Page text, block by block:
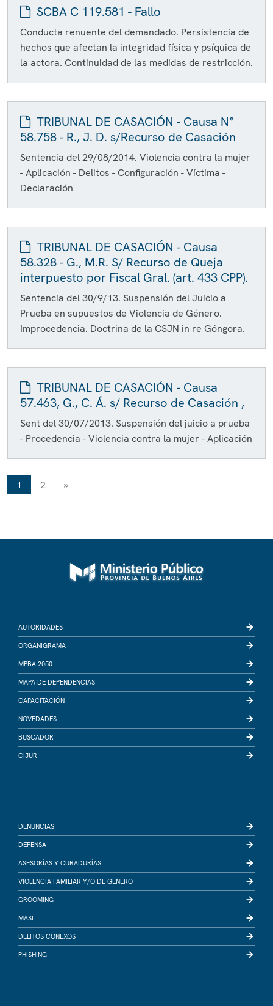
SCBA C 119.581 - Fallo
Conducta renuente del demandado. Persistencia de
hechos que afectan la integridad física y psíquica de
la actora. Continuidad de las medidas de restricción.
TRIBUNAL DE CASACIÓN - Causa N°
58.758 - R., J. D. s/Recurso de Casación
Sentencia del 29/08/2014. Violencia contra la mujer
- Aplicación - Delitos - Configuración - Víctima -
Declaración
TRIBUNAL DE CASACIÓN - Causa
58.328 - G., M.R. S/ Recurso de Queja
interpuesto por Fiscal Gral. (art. 433 CPP).
Sentencia del 30/9/13. Suspensión del Juicio a
Prueba en supuestos de Violencia de Género.
Improcedencia. Doctrina de la CSJN in re Góngora.
TRIBUNAL DE CASACIÓN - Causa
57.463, G., C. Á. s/ Recurso de Casación ,
Sent del 30/07/2013. Suspensión del juicio a prueba
- Procedencia - Violencia contra la mujer - Aplicación
1 2 »
AUTORIDADES
ORGANIGRAMA
MPBA 2050
MAPA DE DEPENDENCIAS
CAPACITACIÓN
NOVEDADES
BUSCADOR
CIJUR
DENUNCIAS
DEFENSA
ASESORÍAS Y CURADURÍAS
VIOLENCIA FAMILIAR Y/O DE GÉNERO
GROOMING
MASI
DELITOS CONEXOS
PHISHING